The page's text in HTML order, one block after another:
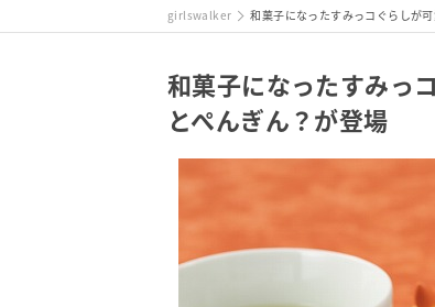
girlswalker 和菓子になったすみっコぐらしが
和菓子になったすみっ
とぺんぎん？が登場